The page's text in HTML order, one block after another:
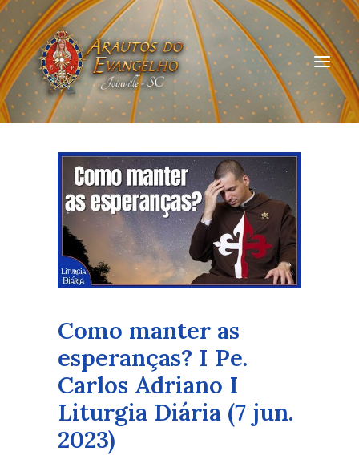
HOME
QUEM SOMOS
ARAUTOS JOINVILLE
CURSOS ON-LINE
Como manter as
esperanças? I Pe.
Carlos Adriano I
Liturgia Diária (7 jun.
2023)